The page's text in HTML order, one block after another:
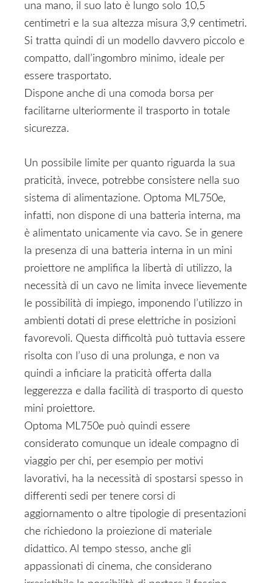
una mano, il suo lato è lungo solo 10,5
centimetri e la sua altezza misura 3,9 centimetri.
Si tratta quindi di un modello davvero piccolo e
compatto, dall’ingombro minimo, ideale per
essere trasportato.
Dispone anche di una comoda borsa per
facilitarne ulteriormente il trasporto in totale
sicurezza.
Un possibile limite per quanto riguarda la sua
praticità, invece, potrebbe consistere nella suo
sistema di alimentazione. Optoma ML750e,
infatti, non dispone di una batteria interna, ma
è alimentato unicamente via cavo. Se in genere
la presenza di una batteria interna in un mini
proiettore ne amplifica la libertà di utilizzo, la
necessità di un cavo ne limita invece lievemente
le possibilità di impiego, imponendo l’utilizzo in
ambienti dotati di prese elettriche in posizioni
favorevoli. Questa difficoltà può tuttavia essere
risolta con l’uso di una prolunga, e non va
quindi a inficiare la praticità offerta dalla
leggerezza e dalla facilità di trasporto di questo
mini proiettore.
Optoma ML750e può quindi essere
considerato comunque un ideale compagno di
viaggio per chi, per esempio per motivi
lavorativi, ha la necessità di spostarsi spesso in
differenti sedi per tenere corsi di
aggiornamento o altre tipologie di presentazioni
che richiedono la proiezione di materiale
didattico. Al tempo stesso, anche gli
appassionati di cinema, che considerano